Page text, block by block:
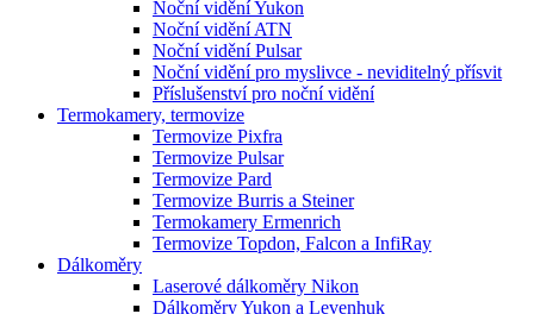
Noční vidění Yukon
Noční vidění ATN
Noční vidění Pulsar
Noční vidění pro myslivce - neviditelný přísvit
Příslušenství pro noční vidění
Termokamery, termovize
Termovize Pixfra
Termovize Pulsar
Termovize Pard
Termovize Burris a Steiner
Termokamery Ermenrich
Termovize Topdon, Falcon a InfiRay
Dálkoměry
Laserové dálkoměry Nikon
Dálkoměry Yukon a Levenhuk